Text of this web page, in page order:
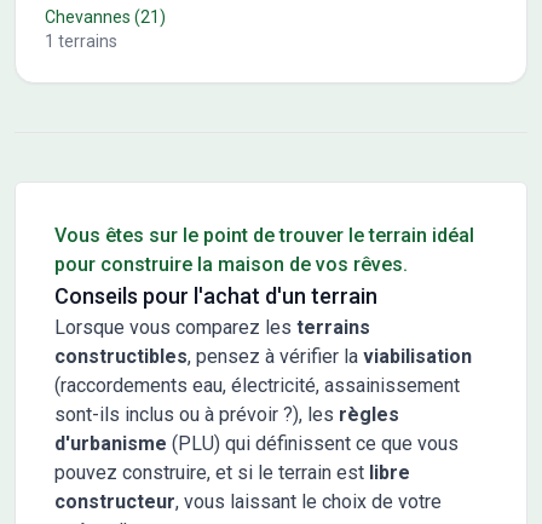
Chevannes (21)
1 terrains
Vous êtes sur le point de trouver le terrain idéal
pour construire la maison de vos rêves.
Conseils pour l'achat d'un terrain
Lorsque vous comparez les terrains
constructibles, pensez à vérifier la viabilisation
(raccordements eau, électricité, assainissement
sont-ils inclus ou à prévoir ?), les règles
d'urbanisme (PLU) qui définissent ce que vous
pouvez construire, et si le terrain est libre
constructeur, vous laissant le choix de votre